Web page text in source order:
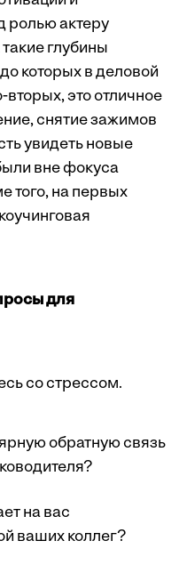
ролью актеру
глубины
которых в деловой
вторых, это отличное
снятие зажимов
увидеть новые
вне фокуса
того, на первых
для
со стрессом.
обратную связь
на вас
ваших коллег?